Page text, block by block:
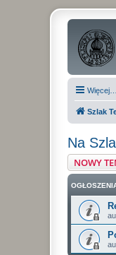
Więcej…
Szlak
Na
NOWY